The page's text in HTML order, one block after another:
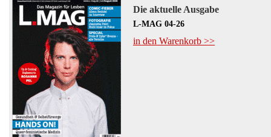
Die aktuelle Ausgabe
L-MAG 04-26
in den Warenkorb >>